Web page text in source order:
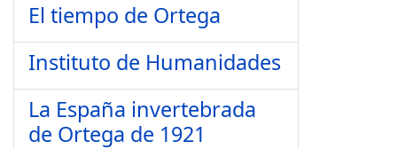
El tiempo de Ortega
Instituto de Humanidades
La España invertebrada
de Ortega de 1921